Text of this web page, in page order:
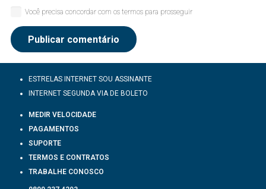
Você precisa concordar com os termos para prosseguir
Publicar comentário
ESTRELAS INTERNET SOU ASSINANTE
INTERNET SEGUNDA VIA DE BOLETO
MEDIR VELOCIDADE
PAGAMENTOS
SUPORTE
TERMOS E CONTRATOS
TRABALHE CONOSCO